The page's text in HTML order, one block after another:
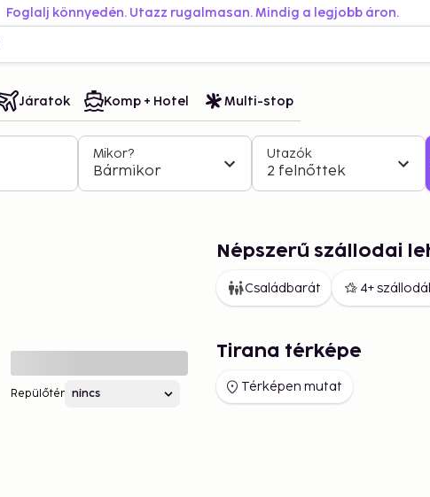
Foglalj könnyedén. Utazz rugalmasan. Mindig a legjobb áron.
Járatok Komp + Hotel Multi-stop
Mikor?
Bármikor
Utazók
2 felnőttek
Repülőtér
Népszerű szállodai
Családbarát 4+
Tirana térképe
Térképen mutat